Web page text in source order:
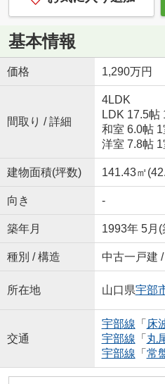
基本情報
価格 1,290万円
間取り / 詳細
4LDK
LDK 17.5帖
和室 6.0帖 1
洋室 7.8帖 1
建物面積(坪数) 141.43㎡
向き -
築年月 1993年 5月(
種別 / 構造 中古一戸建
所在地 山口県宇部
交通
宇部線 「 床
宇部線 「 丸
宇部線 「 常